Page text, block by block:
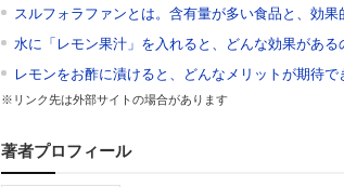
スルフォラファンとは。含有量が多い食品と、効果
水に「レモン果汁」を入れると、どんな効果があ
レモンをお酢に漬けると、どんなメリットが期待
※リンク先は外部サイトの場合があります
著者プロフィール